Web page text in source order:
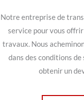
Notre entreprise de
service pour vous
travaux. Nous
dans des conditions
obtenir un